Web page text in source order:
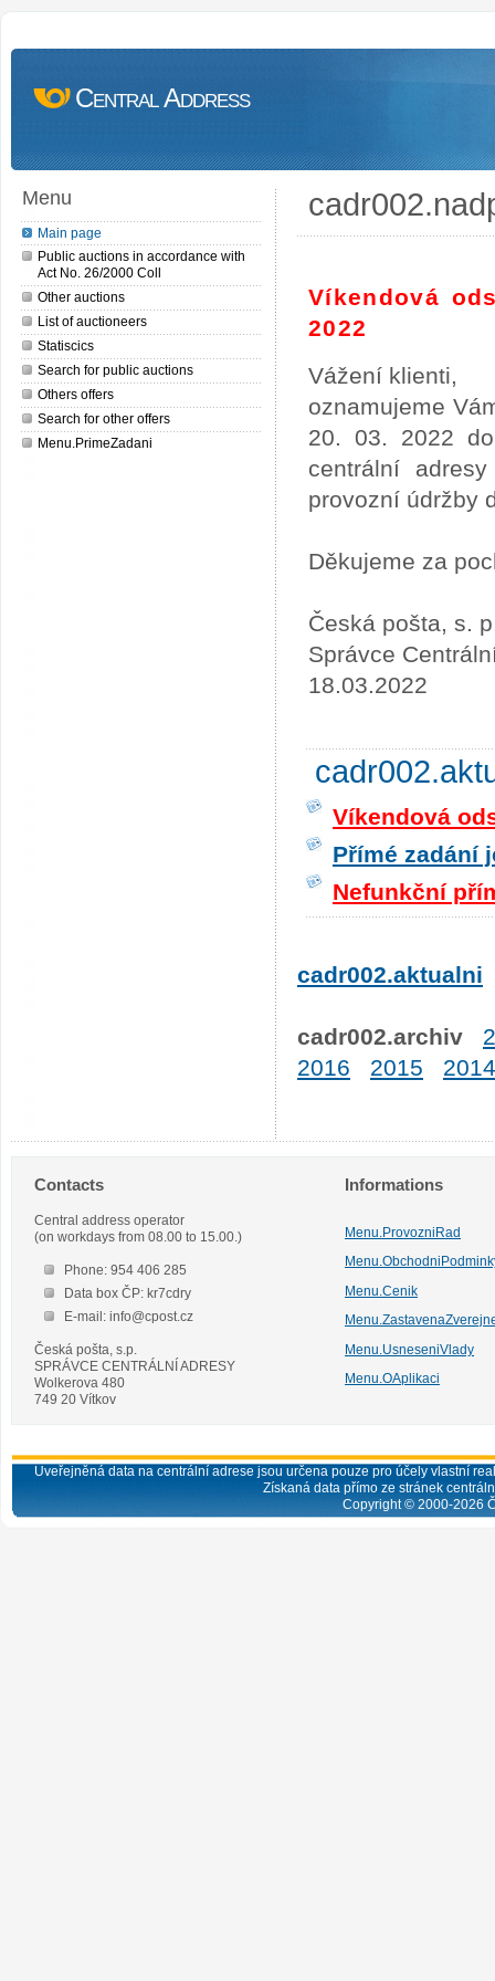
Central Address
Menu
Main page
Public auctions in accordance with
Act No. 26/2000 Coll
Other auctions
List of auctioneers
Statiscics
Search for public auctions
Others offers
Search for other offers
Menu.PrimeZadani
Víkendová
2022
Vážení klienti,
oznamujeme
20. 03. 2022
centrální
provozní údržby
Děkujeme za
Česká pošta, s.
Správce
18.03.2022
Víkendová
Přímé zadání
Nefunkční
cadr002.aktualni
cadr002.archiv
2016
2015 2014
Contacts
Central address operator
(on workdays from 08.00 to 15.00.)
Phone: 954 406 285
Data box ČP: kr7cdry
E-mail: info@cpost.cz
Česká pošta, s.p.
SPRÁVCE CENTRÁLNÍ ADRESY
Wolkerova 480
749 20 Vítkov
Informations
Menu.ProvozniRad
Menu.Cenik
Menu.UsneseniVlady
Menu.OAplikaci
Uveřejněná data na centrální adrese jsou určena pouze pro účely vlastní
Získaná data přímo ze stránek
Copyright © 2000-2026